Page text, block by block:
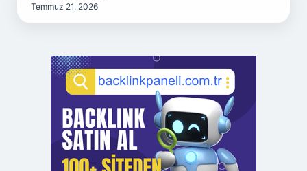
Temmuz 21, 2026